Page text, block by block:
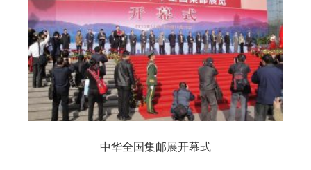
中华全国集邮展开幕式